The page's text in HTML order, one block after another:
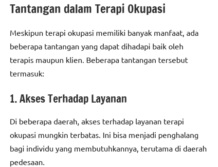
Tantangan dalam Terapi Okupasi
Meskipun terapi okupasi memiliki banyak manfaat, ada
beberapa tantangan yang dapat dihadapi baik oleh
terapis maupun klien. Beberapa tantangan tersebut
termasuk:
1. Akses Terhadap Layanan
Di beberapa daerah, akses terhadap layanan terapi
okupasi mungkin terbatas. Ini bisa menjadi penghalang
bagi individu yang membutuhkannya, terutama di daerah
pedesaan.